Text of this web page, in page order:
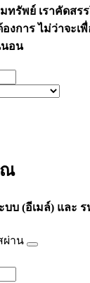
มทรัพย์ เราคัดส
งการ ไม่ว่าจะเ
นอน
ณ
บบ (อีเมล์) และ
ผ่าน